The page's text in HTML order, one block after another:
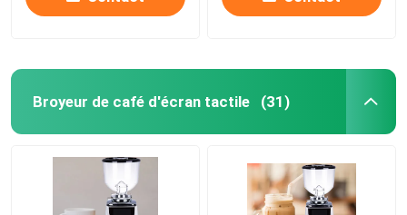
Broyeur de café d'écran tactile (31)